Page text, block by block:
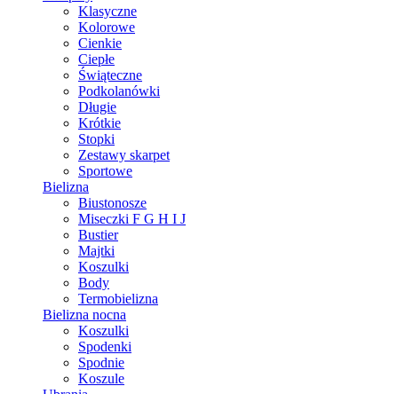
Klasyczne
Kolorowe
Cienkie
Ciepłe
Świąteczne
Podkolanówki
Długie
Krótkie
Stopki
Zestawy skarpet
Sportowe
Bielizna
Biustonosze
Miseczki F G H I J
Bustier
Majtki
Koszulki
Body
Termobielizna
Bielizna nocna
Koszulki
Spodenki
Spodnie
Koszule